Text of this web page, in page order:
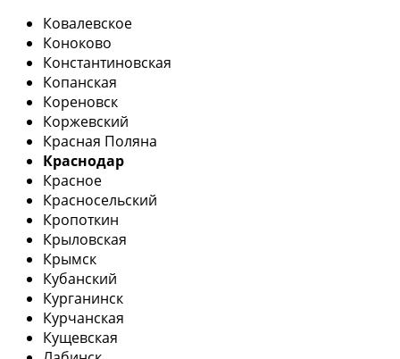
Ковалевское
Коноково
Константиновская
Копанская
Кореновск
Коржевский
Красная Поляна
Краснодар
Красное
Красносельский
Кропоткин
Крыловская
Крымск
Кубанский
Курганинск
Курчанская
Кущевская